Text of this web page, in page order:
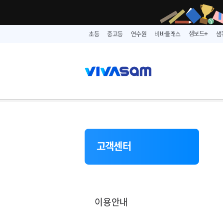
초등 중고등 연수원 비바클래스 샘보드➕
고객센터
이용안내